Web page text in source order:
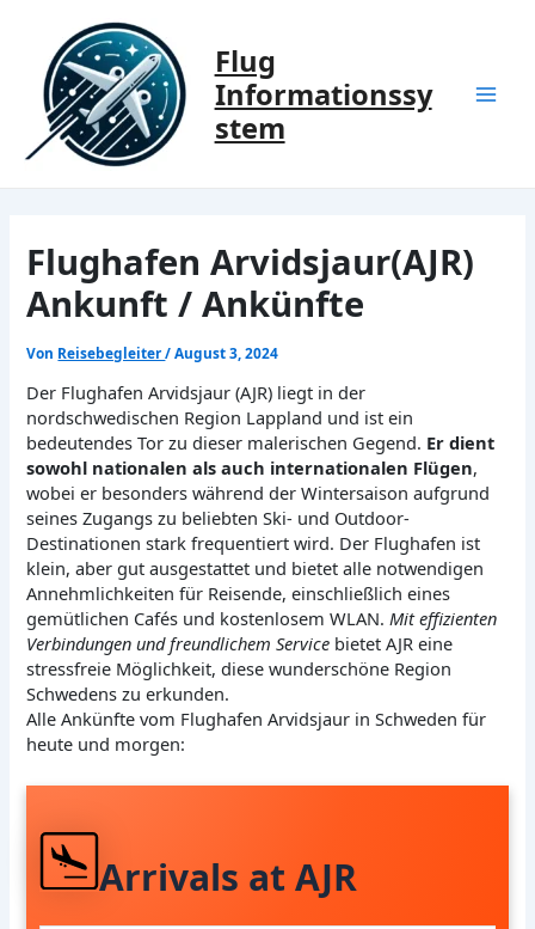
springen
Flug
Informationssy
stem
Flughafen Arvidsjaur(AJR)
Ankunft / Ankünfte
Von Reisebegleiter/August 3, 2024
Der Flughafen Arvidsjaur (AJR) liegt in der
nordschwedischen Region Lappland und ist ein
bedeutendes Tor zu dieser malerischen Gegend. Er dient
sowohl nationalen als auch internationalen Flügen,
wobei er besonders während der Wintersaison aufgrund
seines Zugangs zu beliebten Ski- und Outdoor-
Destinationen stark frequentiert wird. Der Flughafen ist
klein, aber gut ausgestattet und bietet alle notwendigen
Annehmlichkeiten für Reisende, einschließlich eines
gemütlichen Cafés und kostenlosem WLAN.Mit effizienten
Verbindungen und freundlichem Service bietet AJR eine
stressfreie Möglichkeit, diese wunderschöne Region
Schwedens zu erkunden.
Alle Ankünfte vom Flughafen Arvidsjaur in Schweden für
heute und morgen:
Arrivals at AJR